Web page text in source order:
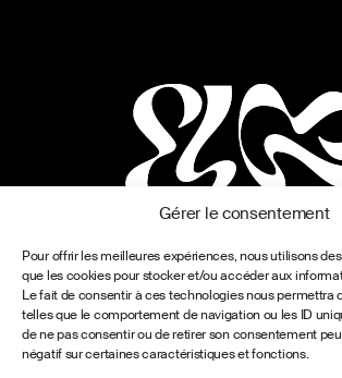
Gérer le consentement
Pour offrir les meilleures expériences, nous utilisons
que les cookies pour stocker et/ou accéder aux
Le fait de consentir à ces technologies nous permettra
telles que le comportement de navigation ou les ID
de ne pas consentir ou de retirer son consentement
négatif sur certaines caractéristiques et fonctions.